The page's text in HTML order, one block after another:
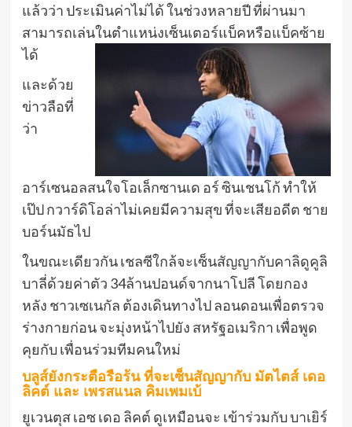
แล้วว่า ประเมินค่าไม่ได้ ในช่วงหลายปี ที่ผ่านมา
สามารถเล่นในตำแหน่งเซ็นเตอร์แบ็คหรือแบ็คซ้าย
ได้
และด้วย
ข่าวลือที่
ว่า
อาร์เซนอลสนใจโอเล็กซานเด อร์ ซินเชนโก้ ทำให้
เป๊ป กวาร์ดิโอล่าไม่เคยมีความสุข ที่จะเสียอดีต ชาย
บอร์นมัธไป
ในขณะเดียวกัน เชลซีใกล้จะเซ็นสัญญากับคาลิดูคูลิ
บาลี่ด้วยค่าตัว 34ล้านปอนด์จากนาโปลี โดยกอง
หลัง ชาวเซเนกัล ต้องเดินทางไป ลอนดอนเพื่อตรวจ
ร่างกายก่อน จะมุ่งหน้าไปยัง สหรัฐอเมริกา เพื่อพูด
คุยกับ เพื่อนร่วมทีมคนใหม่
บลูส์ยังกระตือรือร้น ที่จะเซ็นสัญญากับ มัตไตส์ เดอ
ลิคต์ และ เพรสแนล คิมเพมเบ้
ยูเวนตุส เอซ เดอ ลิคต์ ดูเหมือนจะ เข้าร่วมกับ บาเยิร์